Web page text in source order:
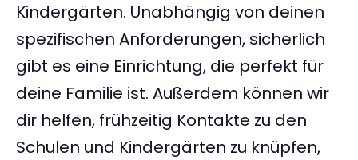
Kindergärten. Unabhängig von deinen
spezifischen Anforderungen, sicherlich
gibt es eine Einrichtung, die perfekt für
deine Familie ist. Außerdem können wir
dir helfen, frühzeitig Kontakte zu den
Schulen und Kindergärten zu knüpfen,